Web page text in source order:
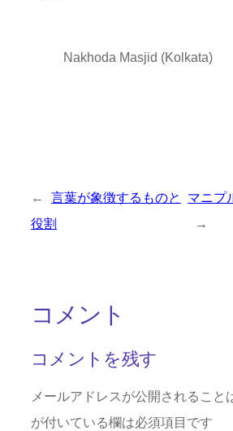
Nakhoda Masjid (Kolkata)
←
言葉が象徴するものと
役割
マニプ
→
コメント
コメントを残す
メールアドレスが公開されること
が付いている欄は必須項目です